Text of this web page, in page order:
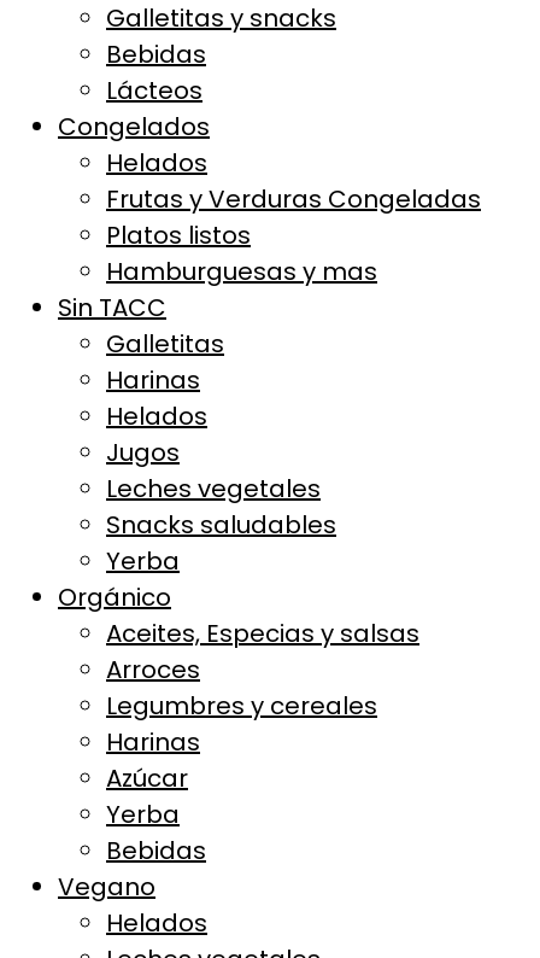
Galletitas y snacks
Bebidas
Lácteos
Congelados
Helados
Frutas y Verduras Congeladas
Platos listos
Hamburguesas y mas
Sin TACC
Galletitas
Harinas
Helados
Jugos
Leches vegetales
Snacks saludables
Yerba
Orgánico
Aceites, Especias y salsas
Arroces
Legumbres y cereales
Harinas
Azúcar
Yerba
Bebidas
Vegano
Helados